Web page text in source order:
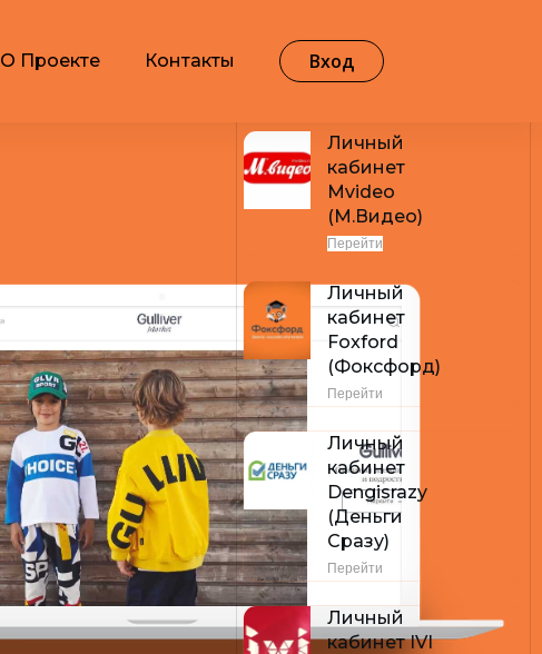
О Проекте Контакты Вход
Самые популярные
Личный
кабинет
Mvideo
(М.Видео)
Перейти
Личный
кабинет
Foxford
(Фоксфорд)
Перейти
Личный
кабинет
Dengisrazy
(Деньги
Сразу)
Перейти
Личный
кабинет IVI